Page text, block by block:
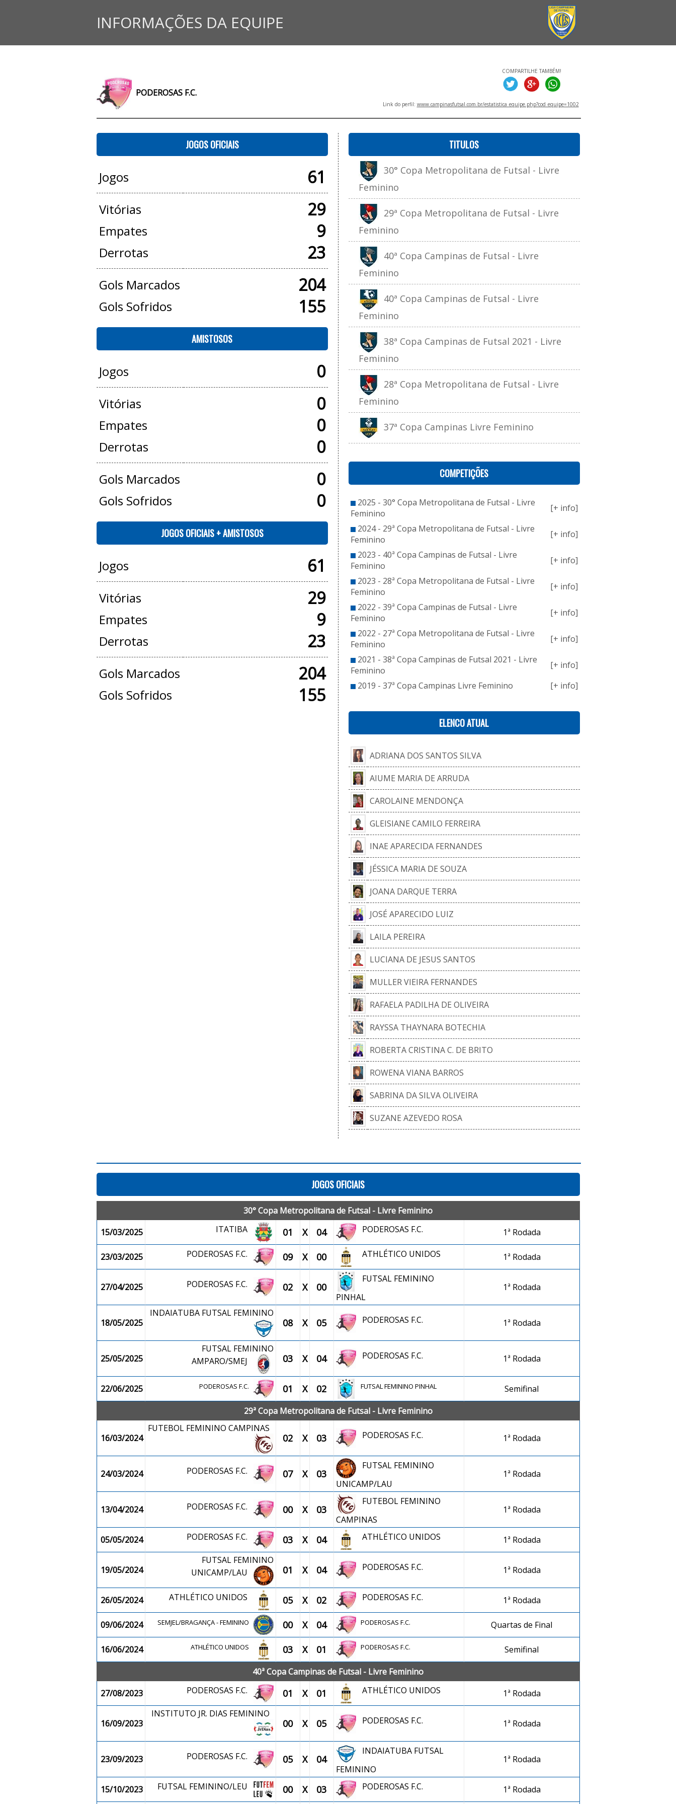
INFORMAÇÕES DA EQUIPE
PODEROSAS F.C.
COMPARTILHE TAMBÉM!
Link do perfil: www.campinasfutsal.com.br/estatistica_equipe.php?cod_equipe=1002
JOGOS OFICIAIS
Jogos 61
Vitórias 29
Empates 9
Derrotas 23
Gols Marcados 204
Gols Sofridos 155
AMISTOSOS
Jogos 0
Vitórias 0
Empates 0
Derrotas 0
Gols Marcados 0
Gols Sofridos 0
JOGOS OFICIAIS + AMISTOSOS
Jogos 61
Vitórias 29
Empates 9
Derrotas 23
Gols Marcados 204
Gols Sofridos 155
TITULOS
30° Copa Metropolitana de Futsal - Livre
Feminino
29ª Copa Metropolitana de Futsal - Livre
Feminino
40ª Copa Campinas de Futsal - Livre
Feminino
40ª Copa Campinas de Futsal - Livre
Feminino
38ª Copa Campinas de Futsal 2021 - Livre
Feminino
28ª Copa Metropolitana de Futsal - Livre
Feminino
37ª Copa Campinas Livre Feminino
COMPETIÇÕES
2025 - 30° Copa Metropolitana de Futsal - Livre
Feminino
[+ info]
2024 - 29ª Copa Metropolitana de Futsal - Livre
Feminino
[+ info]
2023 - 40ª Copa Campinas de Futsal - Livre
Feminino
[+ info]
2023 - 28ª Copa Metropolitana de Futsal - Livre
Feminino
[+ info]
2022 - 39ª Copa Campinas de Futsal - Livre
Feminino
[+ info]
2022 - 27ª Copa Metropolitana de Futsal - Livre
Feminino
[+ info]
2021 - 38ª Copa Campinas de Futsal 2021 - Livre
Feminino
[+ info]
2019 - 37ª Copa Campinas Livre Feminino
[+ info]
ELENCO ATUAL
ADRIANA DOS SANTOS SILVA
AIUME MARIA DE ARRUDA
CAROLAINE MENDONÇA
GLEISIANE CAMILO FERREIRA
INAE APARECIDA FERNANDES
JÉSSICA MARIA DE SOUZA
JOANA DARQUE TERRA
JOSÉ APARECIDO LUIZ
LAILA PEREIRA
LUCIANA DE JESUS SANTOS
MULLER VIEIRA FERNANDES
RAFAELA PADILHA DE OLIVEIRA
RAYSSA THAYNARA BOTECHIA
ROBERTA CRISTINA C. DE BRITO
ROWENA VIANA BARROS
SABRINA DA SILVA OLIVEIRA
SUZANE AZEVEDO ROSA
JOGOS OFICIAIS
30° Copa Metropolitana de Futsal - Livre Feminino
15/03/2025
ITATIBA 01 X 04 PODEROSAS F.C. 1ª Rodada
23/03/2025 PODEROSAS F.C. 09 X 00 ATHLÉTICO UNIDOS 1ª Rodada
27/04/2025 PODEROSAS F.C. 02 X 00
FUTSAL FEMININO
PINHAL
1ª Rodada
18/05/2025
INDAIATUBA FUTSAL FEMININO
08 X 05 PODEROSAS F.C. 1ª Rodada
25/05/2025
FUTSAL FEMININO
AMPARO/SMEJ
03 X 04 PODEROSAS F.C. 1ª Rodada
22/06/2025 PODEROSAS F.C. 01 X 02 FUTSAL FEMININO PINHAL
Semifinal
29ª Copa Metropolitana de Futsal - Livre Feminino
16/03/2024
FUTEBOL FEMININO CAMPINAS
02 X 03 PODEROSAS F.C. 1ª Rodada
24/03/2024 PODEROSAS F.C. 07 X 03
FUTSAL FEMININO
UNICAMP/LAU
1ª Rodada
13/04/2024 PODEROSAS F.C. 00 X 03
FUTEBOL FEMININO
CAMPINAS
1ª Rodada
05/05/2024 PODEROSAS F.C. 03 X 04 ATHLÉTICO UNIDOS 1ª Rodada
19/05/2024
FUTSAL FEMININO
UNICAMP/LAU
01 X 04 PODEROSAS F.C. 1ª Rodada
26/05/2024 ATHLÉTICO UNIDOS 05 X 02 PODEROSAS F.C. 1ª Rodada
09/06/2024 SEMJEL/BRAGANÇA - FEMININO 00 X 04 PODEROSAS F.C. Quartas de Final
16/06/2024 ATHLÉTICO UNIDOS 03 X 01 PODEROSAS F.C.
Semifinal
40ª Copa Campinas de Futsal - Livre Feminino
27/08/2023
PODEROSAS F.C. 01 X 01 ATHLÉTICO UNIDOS 1ª Rodada
16/09/2023
INSTITUTO JR. DIAS FEMININO
00 X 05 PODEROSAS F.C. 1ª Rodada
23/09/2023 PODEROSAS F.C. 05 X 04
INDAIATUBA FUTSAL
FEMININO
1ª Rodada
15/10/2023 FUTSAL FEMININO/LEU 00 X 03 PODEROSAS F.C. 1ª Rodada